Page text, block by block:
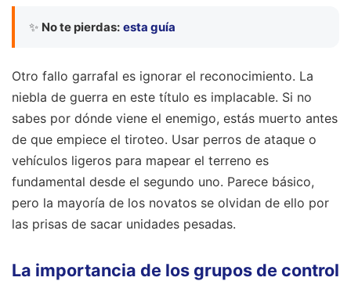
✨ No te pierdas: esta guía
Otro fallo garrafal es ignorar el reconocimiento. La
niebla de guerra en este título es implacable. Si no
sabes por dónde viene el enemigo, estás muerto antes
de que empiece el tiroteo. Usar perros de ataque o
vehículos ligeros para mapear el terreno es
fundamental desde el segundo uno. Parece básico,
pero la mayoría de los novatos se olvidan de ello por
las prisas de sacar unidades pesadas.
La importancia de los grupos de control